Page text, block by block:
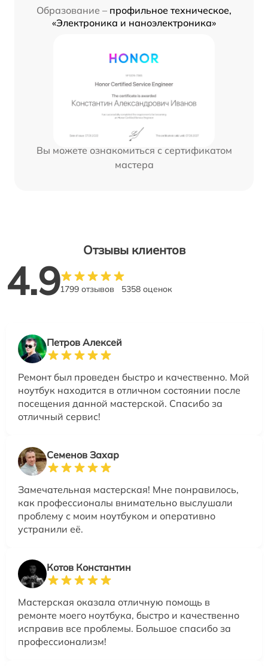
Образование – профильное техническое,
«Электроника и наноэлектроника»
Вы можете ознакомиться с сертификатом
мастера
Отзывы клиентов
4.91799 отзывов 5358 оценок
Петров Алексей
Ремонт был проведен быстро и качественно. Мой
ноутбук находится в отличном состоянии после
посещения данной мастерской. Спасибо за
отличный сервис!
Семенов Захар
Замечательная мастерская! Мне понравилось,
как профессионалы внимательно выслушали
проблему с моим ноутбуком и оперативно
устранили её.
Котов Константин
Мастерская оказала отличную помощь в
ремонте моего ноутбука, быстро и качественно
исправив все проблемы. Большое спасибо за
профессионализм!